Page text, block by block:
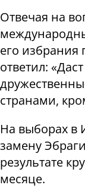
Отвечая на
его
ответил:
странами,
На выборах в
замену
результате
месяце.